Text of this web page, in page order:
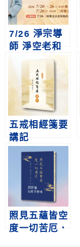
7/26 淨宗導
師 淨空老和
尚圓寂四週年
追思三時繫念
(線上直播)暨
20~26佛七紀
念法會
五戒相經箋要
講記
照見五蘊皆空
度一切苦厄．